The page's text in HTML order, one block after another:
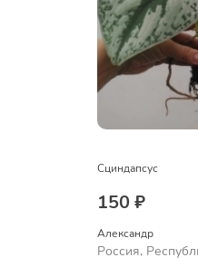
Сциндапсус
150 ₽
Александр
Россия,